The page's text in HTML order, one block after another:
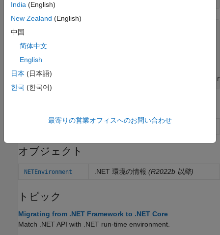
e =
  NETEnvironment with properties:
             Status: loaded
            Version: ".NET 7.0.10"
.NET 既定環境を変更する (R2022b 以降)
オブジェクト
NETEnvironment .NET 環境の情報 (R2022b 以降)
トピック
Migrating from .NET Framework to .NET Core
Match .NET API with .NET run-time environment.
India (English)
New Zealand (English)
中国
简体中文
English
日本 (日本語)
한국 (한국어)
最寄りの営業オフィスへのお問い合わせ